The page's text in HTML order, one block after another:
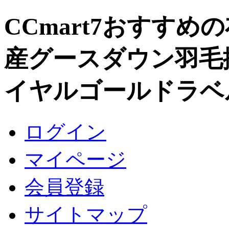
CCmart7おすすめ
産グースダウン羽
イヤルゴールドラ
ログイン
マイページ
会員登録
サイトマップ